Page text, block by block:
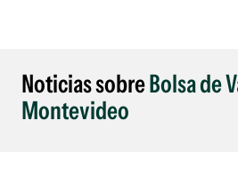
Noticias sobreBolsa de
Montevideo